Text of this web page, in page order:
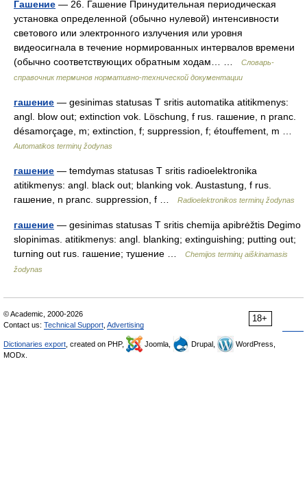
Гашение — 26. Гашение Принудительная периодическая
установка определенной (обычно нулевой) интенсивности
светового или электронного излучения или уровня
видеосигнала в течение нормированных интервалов времени
(обычно соответствующих обратным ходам… …
Словарь-
справочник терминов нормативно-технической документации
гашение — gesinimas statusas T sritis automatika atitikmenys:
angl. blow out; extinction vok. Löschung, f rus. гашение, n pranc.
désamorçage, m; extinction, f; suppression, f; étouffement, m …
Automatikos terminų žodynas
гашение — temdymas statusas T sritis radioelektronika
atitikmenys: angl. black out; blanking vok. Austastung, f rus.
гашение, n pranc. suppression, f …
Radioelektronikos terminų žodynas
гашение — gesinimas statusas T sritis chemija apibrėžtis Degimo
slopinimas. atitikmenys: angl. blanking; extinguishing; putting out;
turning out rus. гашение; тушение …
Chemijos terminų aiškinamasis
žodynas
18+
© Academic, 2000-2026
Contact us: Technical Support Advertising
Dictionaries export , created on PHP, Joomla, Drupal,
WordPress,
MODx.